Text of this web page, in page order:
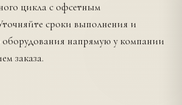
цикла с офсетным
сроки выполнения и
оборудования напрямую у компании
заказа.